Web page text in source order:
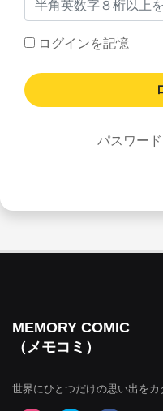
ログインを記憶
パスワー
MEMORY COMIC
（メモコミ）
世界にひとつだけの思い出をカ